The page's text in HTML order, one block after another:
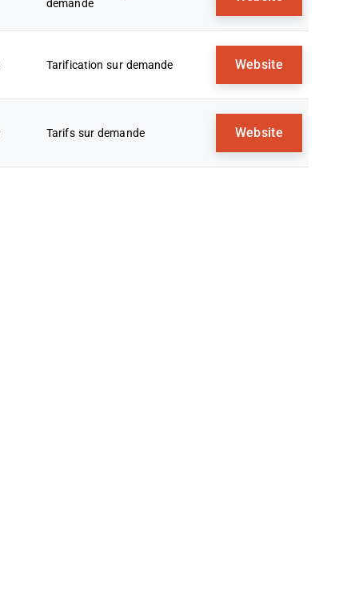
demande
Tarification sur demande Website
Tarifs sur demande Website